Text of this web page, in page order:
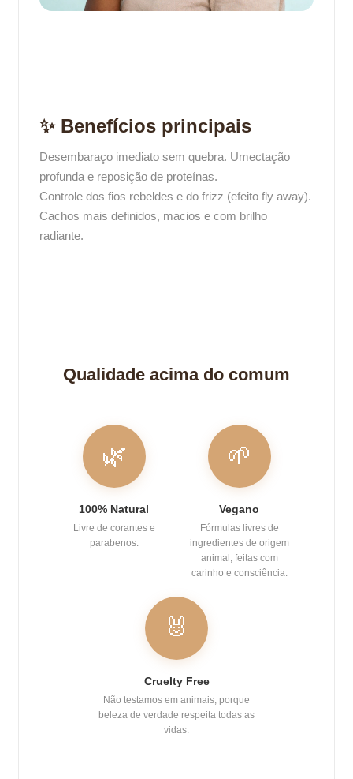
✨ Benefícios principais
Desembaraço imediato sem quebra. Umectação
profunda e reposição de proteínas.
Controle dos fios rebeldes e do frizz (efeito fly away).
Cachos mais definidos, macios e com brilho
radiante.
Qualidade acima do comum
🌿
100% Natural
Livre de corantes e
parabenos.
🌱
Vegano
Fórmulas livres de
ingredientes de origem
animal, feitas com
carinho e consciência.
🐰
Cruelty Free
Não testamos em animais, porque
beleza de verdade respeita todas as
vidas.